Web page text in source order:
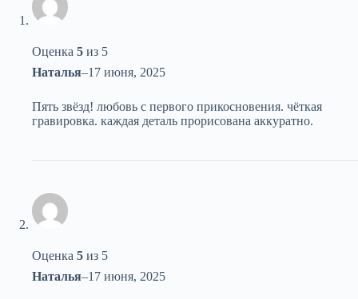
Оценка 5 из 5
Наталья–17 июня, 2025
Пять звёзд! любовь с первого прикосновения. чёткая
гравировка. каждая деталь прорисована аккуратно.
Оценка 5 из 5
Наталья–17 июня, 2025